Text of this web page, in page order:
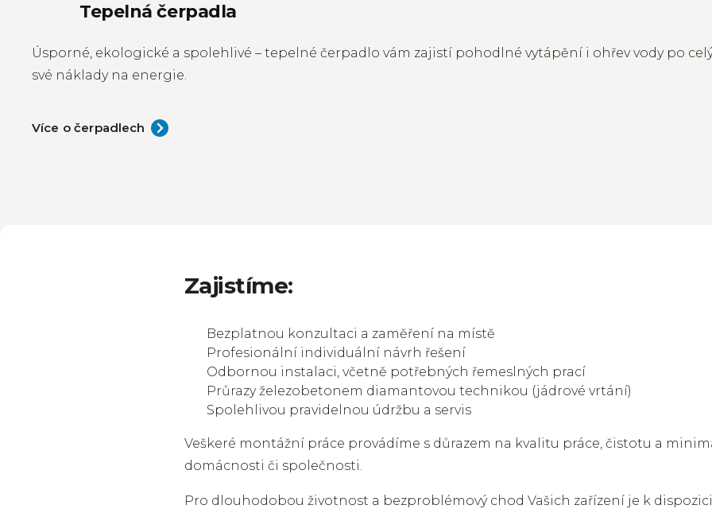
Tepelná čerpadla
Úsporné, ekologické a spolehlivé – tepelné čerpadlo vám zajistí pohodlné vytápění i ohřev vody po
své náklady na energie.
Více o čerpadlech
Zajistíme:
Bezplatnou konzultaci a zaměření na místě
Profesionální individuální návrh řešení
Odbornou instalaci, včetně potřebných řemeslných prací
Průrazy železobetonem diamantovou technikou (jádrové vrtání)
Spolehlivou pravidelnou údržbu a servis
Veškeré montážní práce provádíme s důrazem na kvalitu práce, čistotu a
domácnosti či společnosti.
Pro dlouhodobou životnost a bezproblémový chod Vašich zařízení je k